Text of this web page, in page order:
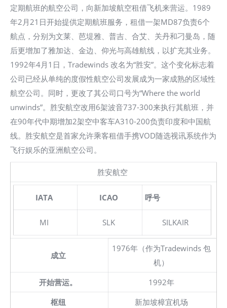
定期航班的航空公司，向新加坡航空租借飞机来营运。1989
年2月21日开始提供定期航班服务，租借一架MD87负责6个
航点，分别为文莱、芭堤雅、普吉、合艾、关丹和刁曼岛，随
后更增加了雅加达、金边、仰光与高雄航线，以扩充其业务。
1992年4月1日，Tradewinds 改名为“胜安”。这个变化标志着
公司已经从单纯的度假性航空公司发展成为一家成熟的区域性
航空公司。同时，更改了其公司口号为“Where the world
unwinds”。胜安航空改用6架波音737-300来执行其航班，并
在90年代中期增加2架空中客车A310-200负责印度和中国航
线。胜安航空是首家允许乘客租借手携VOD随选视讯系统作为
飞行娱乐的亚洲航空公司。
胜安航空
IATA ICAO 呼号
MI SLK SILKAIR
成立
1976年（作为Tradewinds 包
机）
开始营运。
1992年
枢纽
新加坡樟宜机场